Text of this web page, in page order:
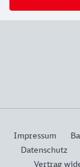
Impressum
Datenschutz
Vertrag